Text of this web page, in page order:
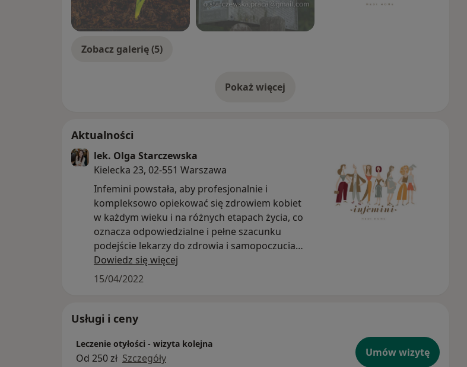
Zobacz galerię (5)
Pokaż więcejo doświadczeniu
Aktualności
lek. Olga Starczewska
Kielecka 23, 02-551 Warszawa
Infemini powstała, aby profesjonalnie i
kompleksowo opiekować się zdrowiem kobiet
w każdym wieku i na różnych etapach życia, co
oznacza odpowiedzialne i pełne szacunku
podejście lekarzy do zdrowia i samopoczucia
każdej z Was.
Oferujemy:
bóle zatok, nadciśnienie tętnicze, zaburzenia
- kwalifikacje do szczepień - NOWOŚĆ!
kwalifikacja ciężarnych na szczepienie na
Dowiedz się więcej
15/04/2022
Usługi i ceny
Leczenie otyłości - wizyta kolejna
Od 250 zł Szczegóły Umów wizytę